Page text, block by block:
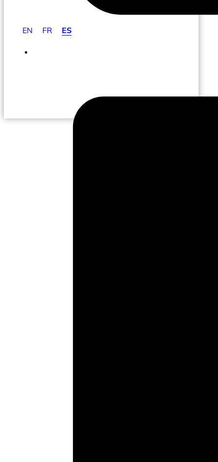
EN FR ES